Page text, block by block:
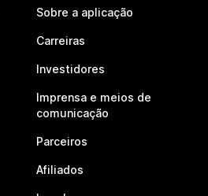
Sobre a aplicação
Carreiras
Investidores
Imprensa e meios de
comunicação
Parceiros
Afiliados